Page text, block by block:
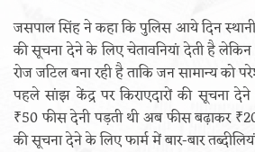
जसपाल सिंह ने कहा कि पुलिस आये दिन स्थानीय
की सूचना देने के लिए चेतावनियां देती है लेकिन
रोज जटिल बना रही है ताकि जन सामान्य को
पहले सांझ केंद्र पर किराएदारों की सूचना
₹50 फीस देनी पड़ती थी अब फीस बढ़ाकर
की सूचना देने के लिए फार्म में बार-बार